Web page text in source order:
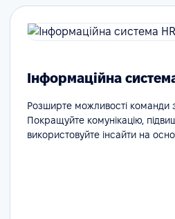
Інформаційна
Розширте можливості команди
Покращуйте комунікацію,
використовуйте інсайти на